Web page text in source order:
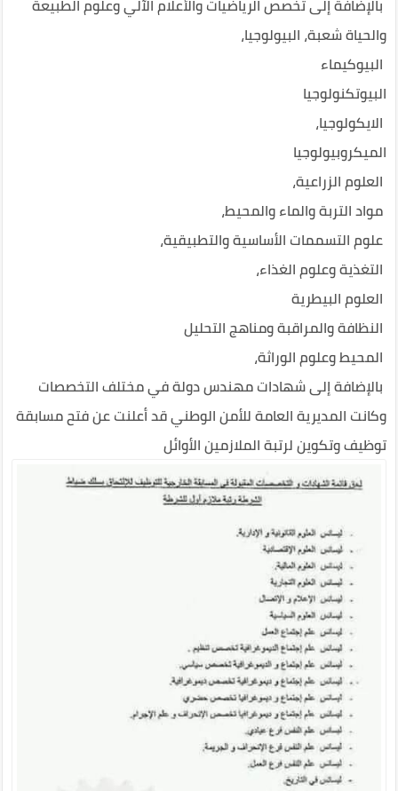
والحياة شعبة، البيولوجيا،
البيوكيماء
البيوتكنولوجيا
الايكولوجيا،
الميكروبيولوجيا
العلوم الزراعية،
مواد التربة والماء والمحيط،
علوم التسممات الأساسية والتطبيقية،
التغذية وعلوم الغذاء،
العلوم البيطرية
النظافة والمراقبة ومناهج التحليل
المحيط وعلوم الوراثة،
بالإضافة إلى شهادات مهندس دولة في مختلف التخصصات
وكانت المديرية العامة للأمن الوطني قد أعلنت عن فتح مسابقة
توظيف وتكوين لرتبة الملازمين الأوائل